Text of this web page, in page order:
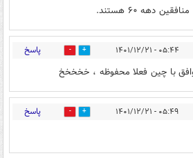
دهه ۶۰ هستند.
۰۵:۴۴ - ۱۴۰۱/۱۲/۲۱ 1 پاسخ
با چین فعلا محفوظه ، خخخخخ
۰۵:۴۹ - ۱۴۰۱/۱۲/۲۱ 0 پاسخ